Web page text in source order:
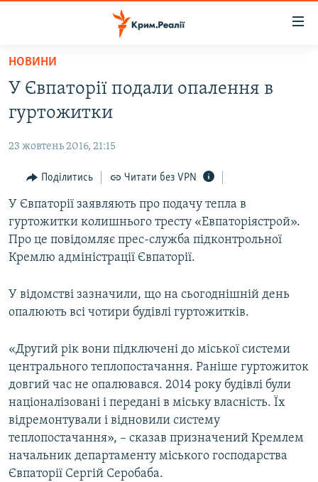
Перейти
основного
матеріалу
Перейти
до
навігації
Перейти
до
пошуку
ВІДЕО ТА ФОТО
ПОЛІТИКА
БЛОГИ
ПОГЛЯД
ІНТЕРВ'Ю
ВСЕ ЗА ДЕНЬ
СВІДЧЕННЯ ОКУПАЦІЇ
УКРАЇНСЬКА ПРОБЛЕМА КРИМУ
ІНФОГРАФІКА
ЯК ОБІЙТИ БЛОКУВАННЯ
Русский
Qırımtatar
ДОЛУЧАЙСЯ!
Усі сайти RFE/RL
НОВИНИ
У Євпаторії подали опалення в
гуртожитки
23 жовтень 2016, 21:15
Поділитись Читати без VPN
У Євпаторії заявляють про подачу тепла в
гуртожитки колишнього тресту «Евпаторіястрой».
Про це повідомляє прес-служба підконтрольної
Кремлю адміністрації Євпаторії.
У відомстві зазначили, що на сьогоднішній день
опалюють всі чотири будівлі гуртожитків.
«Другий рік вони підключені до міської системи
центрального теплопостачання. Раніше гуртожиток
довгий час не опалювався. 2014 року будівлі були
націоналізовані і передані в міську власність. Їх
відремонтували і відновили систему
теплопостачання», – сказав призначений Кремлем
начальник департаменту міського господарства
Євпаторії Сергій Серобаба.